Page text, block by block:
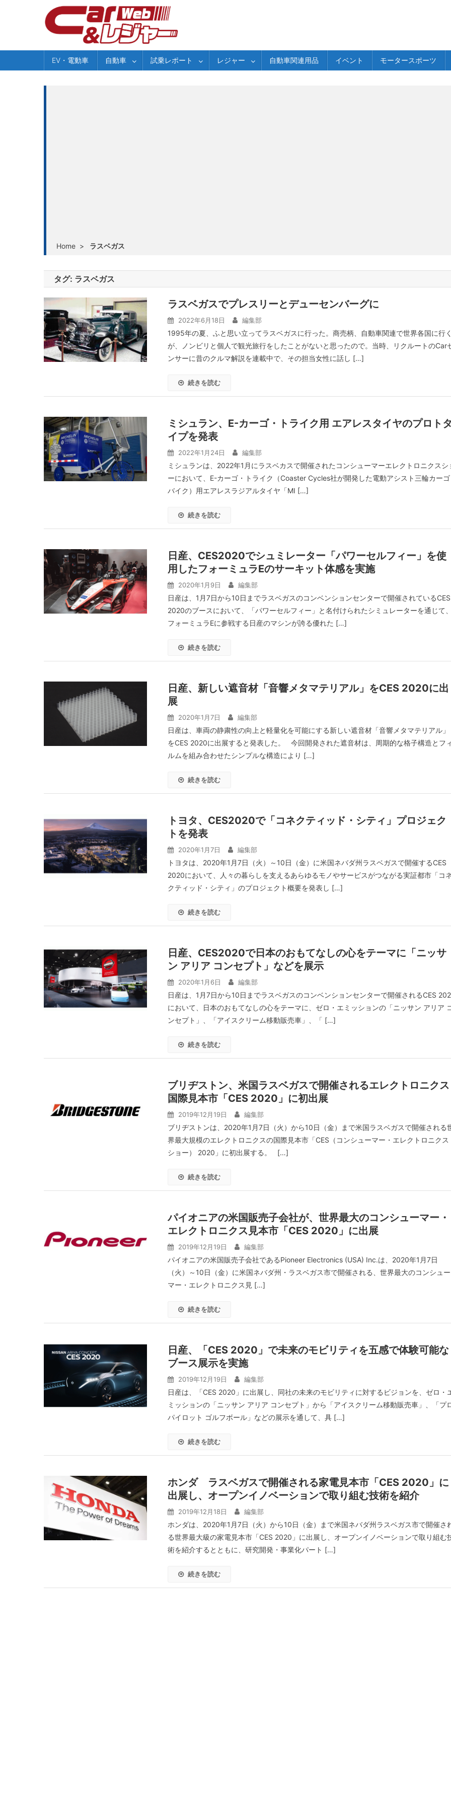
EV・電動車 自動車 試乗レポート レジャー 自動車関連用品 イベント モータースポーツ
Home > ラスベガス
タグ: ラスベガス
ラスベガスでプレスリーとデューセンバーグに
2022年6月18日 編集部
1995年の夏、ふと思い立ってラスベガスに行った。商売柄、自動車関連で世界各国に行
が、ノンビリと個人で観光旅行をしたことがないと思ったので。当時、リクルートのCar
ンサーに昔のクルマ解説を連載中で、その担当女性に話し […]
続きを読む
ミシュラン、E-カーゴ・トライク用 エアレスタイヤのプロト
イプを発表
2022年1月24日 編集部
ミシュランは、2022年1月にラスベカスで開催されたコンシューマーエレクトロニクスシ
ーにおいて、E-カーゴ・トライク（Coaster Cycles社が開発した電動アシスト三輪カーゴ
バイク）用エアレスラジアルタイヤ「MI […]
続きを読む
日産、CES2020でシュミレーター「パワーセルフィー」を使
用したフォーミュラEのサーキット体感を実施
2020年1月9日 編集部
日産は、1月7日から10日までラスベガスのコンベンションセンターで開催されているCES
2020のブースにおいて、「パワーセルフィー」と名付けられたシミュレーターを通じて
フォーミュラEに参戦する日産のマシンが誇る優れた […]
続きを読む
日産、新しい遮音材「音響メタマテリアル」をCES 2020に出
展
2020年1月7日 編集部
日産は、車両の静粛性の向上と軽量化を可能にする新しい遮音材「音響メタマテリアル」
をCES 2020に出展すると発表した。 今回開発された遮音材は、周期的な格子構造とフ
ルムを組み合わせたシンプルな構造により […]
続きを読む
トヨタ、CES2020で「コネクティッド・シティ」プロジェク
トを発表
2020年1月7日 編集部
トヨタは、2020年1月7日（火）～10日（金）に米国ネバダ州ラスベガスで開催するCES
2020において、人々の暮らしを支えるあらゆるモノやサービスがつながる実証都市「コ
クティッド・シティ」のプロジェクト概要を発表し […]
続きを読む
日産、CES2020で日本のおもてなしの心をテーマに「ニッサ
ン アリア コンセプト」などを展示
2020年1月6日 編集部
日産は、1月7日から10日までラスベガスのコンベンションセンターで開催されるCES
において、日本のおもてなしの心をテーマに、ゼロ・エミッションの「ニッサン アリア
ンセプト」、「アイスクリーム移動販売車」、「 […]
続きを読む
ブリヂストン、米国ラスベガスで開催されるエレクトロニクス
国際見本市「CES 2020」に初出展
2019年12月19日 編集部
ブリヂストンは、2020年1月7日（火）から10日（金）まで米国ラスベガスで開催される
界最大規模のエレクトロニクスの国際見本市「CES（コンシューマー・エレクトロニクス
ショー） 2020」に初出展する。 […]
続きを読む
パイオニアの米国販売子会社が、世界最大のコンシューマー・
エレクトロニクス見本市「CES 2020」に出展
2019年12月19日 編集部
パイオニアの米国販売子会社であるPioneer Electronics (USA) Inc.は、2020年1月7日
（火）～10日（金）に米国ネバダ州・ラスベガス市で開催される、世界最大のコンシュー
マー・エレクトロニクス見 […]
続きを読む
日産、「CES 2020」で未来のモビリティを五感で体験可能な
ブース展示を実施
2019年12月19日 編集部
日産は、「CES 2020」に出展し、同社の未来のモビリティに対するビジョンを、ゼロ・
ミッションの「ニッサン アリア コンセプト」から「アイスクリーム移動販売車」、「プ
パイロット ゴルフボール」などの展示を通して、具 […]
続きを読む
ホンダ ラスベガスで開催される家電見本市「CES 2020」に
出展し、オープンイノベーションで取り組む技術を紹介
2019年12月18日 編集部
ホンダは、2020年1月7日（火）から10日（金）まで米国ネバダ州ラスベガス市で開催さ
る世界最大級の家電見本市「CES 2020」に出展し、オープンイノベーションで取り組む
術を紹介するとともに、研究開発・事業化パート […]
続きを読む